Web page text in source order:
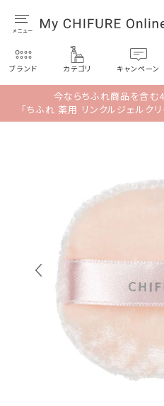
ブランド カテゴリ キャンペーン
今ならちふれ商品を含
「ちふれ 薬用 リンクルジェルクリ